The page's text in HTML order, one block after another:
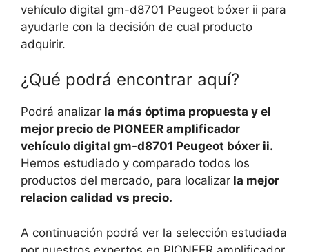
vehículo digital gm-d8701 Peugeot bóxer ii para
ayudarle con la decisión de cual producto
adquirir.
¿Qué podrá encontrar aquí?
Podrá analizar la más óptima propuesta y el
mejor precio de PIONEER amplificador
vehículo digital gm-d8701 Peugeot bóxer ii.
Hemos estudiado y comparado todos los
productos del mercado, para localizar la mejor
relacion calidad vs precio.
A continuación podrá ver la selección estudiada